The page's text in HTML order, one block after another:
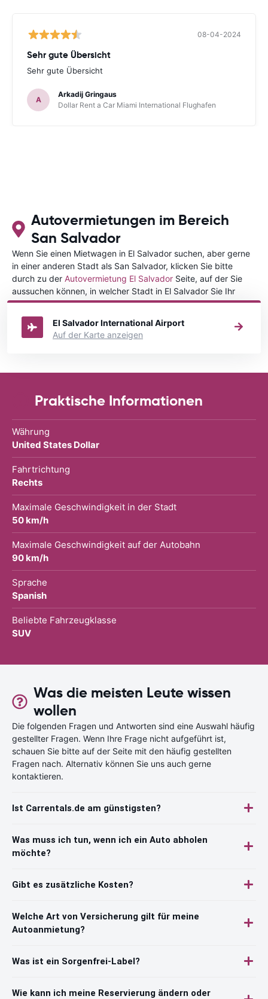
08-04-2024
Sehr gute Übersicht
Sehr gute Übersicht
A
Arkadij Gringaus
Dollar Rent a Car Miami International Flughafen
Autovermietungen im Bereich
San Salvador
Wenn Sie einen Mietwagen in El Salvador suchen, aber gerne
in einer anderen Stadt als San Salvador, klicken Sie bitte
durch zu der Autovermietung El Salvador Seite, auf der Sie
aussuchen können, in welcher Stadt in El Salvador Sie Ihr
Fahrzeug mieten wollen.
El Salvador International Airport
Auf der Karte anzeigen
Praktische Informationen
Währung
United States Dollar
Fahrtrichtung
Rechts
Maximale Geschwindigkeit in der Stadt
50 km/h
Maximale Geschwindigkeit auf der Autobahn
90 km/h
Sprache
Spanish
Beliebte Fahrzeugklasse
SUV
Was die meisten Leute wissen
wollen
Die folgenden Fragen und Antworten sind eine Auswahl häufig
gestellter Fragen. Wenn Ihre Frage nicht aufgeführt ist,
schauen Sie bitte auf der Seite mit den häufig gestellten
Fragen nach. Alternativ können Sie uns auch gerne
kontaktieren.
Ist Carrentals.de am günstigsten?
Was muss ich tun, wenn ich ein Auto abholen
möchte?
Gibt es zusätzliche Kosten?
Welche Art von Versicherung gilt für meine
Autoanmietung?
Was ist ein Sorgenfrei-Label?
Wie kann ich meine Reservierung ändern oder